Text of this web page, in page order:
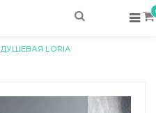
ДУШЕВАЯ LORIA